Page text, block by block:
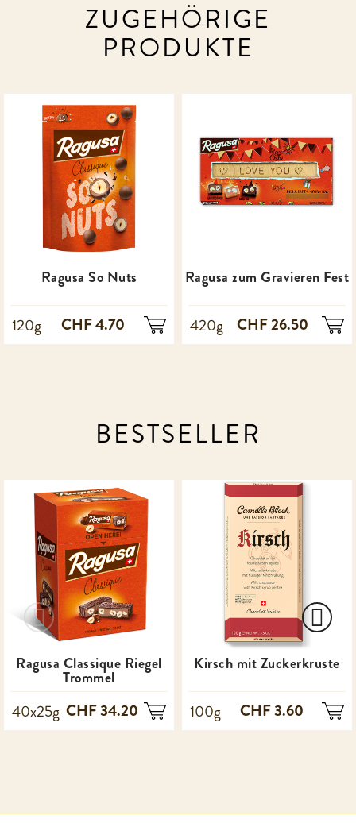
ZUGEHÖRIGE
PRODUKTE
Ragusa So Nuts
120g CHF 4.70
Ragusa zum Gravieren Fest
420g CHF 26.50
BESTSELLER
Ragusa Classique Riegel
Trommel
40x25g CHF 34.20
Kirsch mit Zuckerkruste
100g CHF 3.60